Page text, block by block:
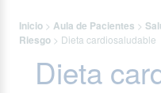
Inicio > Aula de Pacientes >
Riesgo > Dieta cardiosaludable
Dieta